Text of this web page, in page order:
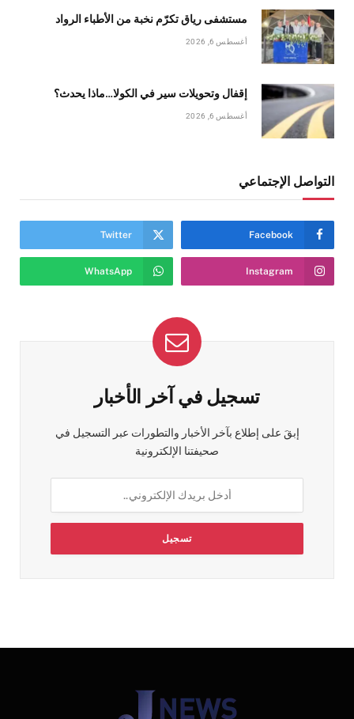
مستشفى رياق تكرّم نخبة من الأطباء الرواد
أغسطس 6, 2026
إقفال وتحويلات سير في الكولا…ماذا يحدث؟
أغسطس 6, 2026
التواصل الإجتماعي
Facebook
Twitter
Instagram
WhatsApp
تسجيل في آخر الأخبار
إبقَ على إطلاع بآخر الأخبار والتطورات عبر التسجيل في
صحيفتنا الإلكترونية